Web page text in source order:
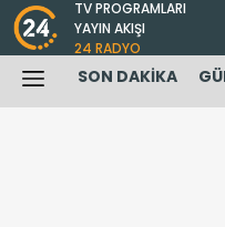
TV PROGRAMLARI
YAYIN AKIŞI
24 RADYO
SON DAKİKA